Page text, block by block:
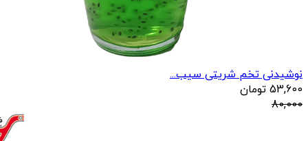
نوشیدنی تخم شریتی سیب...
53,600 تومان
80,000